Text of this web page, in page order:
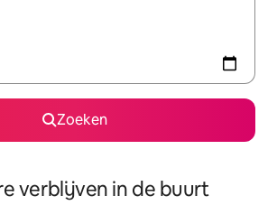
Zoeken
verblijven in de buurt